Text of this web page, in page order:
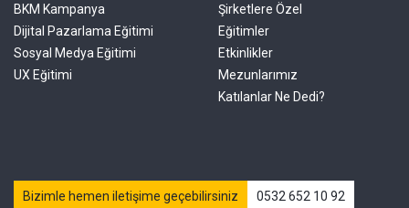
BKM Kampanya
Dijital Pazarlama Eğitimi
Sosyal Medya Eğitimi
UX Eğitimi
Şirketlere Özel
Eğitimler
Etkinlikler
Mezunlarımız
Katılanlar Ne Dedi?
Bizimle hemen iletişime geçebilirsiniz 0532 652 10 92